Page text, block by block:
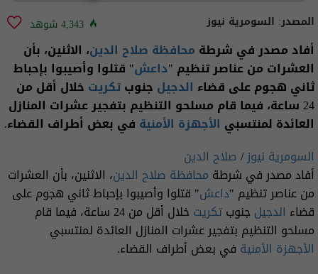
المصدر: السومرية نيوز 4,343 شوهد
أفاد مصدر في شرطة محافظة صلاح الدين، الاثنين، بأن
العشرات من عناصر تنظيم "داعش" قتلوا وأصيبوا بإحباط
ثاني هجوم على قضاء الدجيل جنوبتكريت خلال أقل من
24 ساعة، فيما قام مسلحو التنظيم بتفجير عشرات المنازل
العائدة لمنتسبي الأجهزة الأمنية في بعض أطراف القضاء.
السومرية نيوز/صلاح الدين
أفاد مصدر في شرطة محافظة صلاح الدين، الاثنين، بأن العشرات
من عناصر تنظيم "داعش" قتلوا وأصيبوا بإحباط ثاني هجوم على
قضاء الدجيلجنوبتكريت
خلال أقل من 24 ساعة، فيما قام
مسلحو التنظيم بتفجير عشرات المنازل العائدة لمنتسبي
الأجهزة الأمنية في بعض أطراف القضاء.